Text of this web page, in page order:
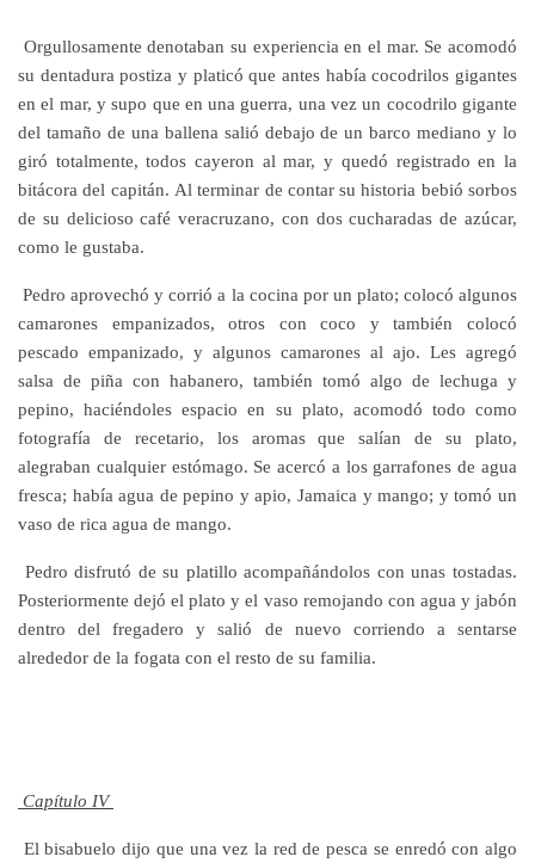
Orgullosamente denotaban su experiencia en el mar. Se acomodó
su dentadura postiza y platicó que antes había cocodrilos gigantes
en el mar, y supo que en una guerra, una vez un cocodrilo gigante
del tamaño de una ballena salió debajo de un barco mediano y lo
giró totalmente, todos cayeron al mar, y quedó registrado en la
bitácora del capitán. Al terminar de contar su historia bebió sorbos
de su delicioso café veracruzano, con dos cucharadas de azúcar,
como le gustaba.
Pedro aprovechó y corrió a la cocina por un plato; colocó algunos
camarones empanizados, otros con coco y también colocó
pescado empanizado, y algunos camarones al ajo. Les agregó
salsa de piña con habanero, también tomó algo de lechuga y
pepino, haciéndoles espacio en su plato, acomodó todo como
fotografía de recetario, los aromas que salían de su plato,
alegraban cualquier estómago. Se acercó a los garrafones de agua
fresca; había agua de pepino y apio, Jamaica y mango; y tomó un
vaso de rica agua de mango.
Pedro disfrutó de su platillo acompañándolos con unas tostadas.
Posteriormente dejó el plato y el vaso remojando con agua y jabón
dentro del fregadero y salió de nuevo corriendo a sentarse
alrededor de la fogata con el resto de su familia.
Capítulo IV
El bisabuelo dijo que una vez la red de pesca se enredó con algo